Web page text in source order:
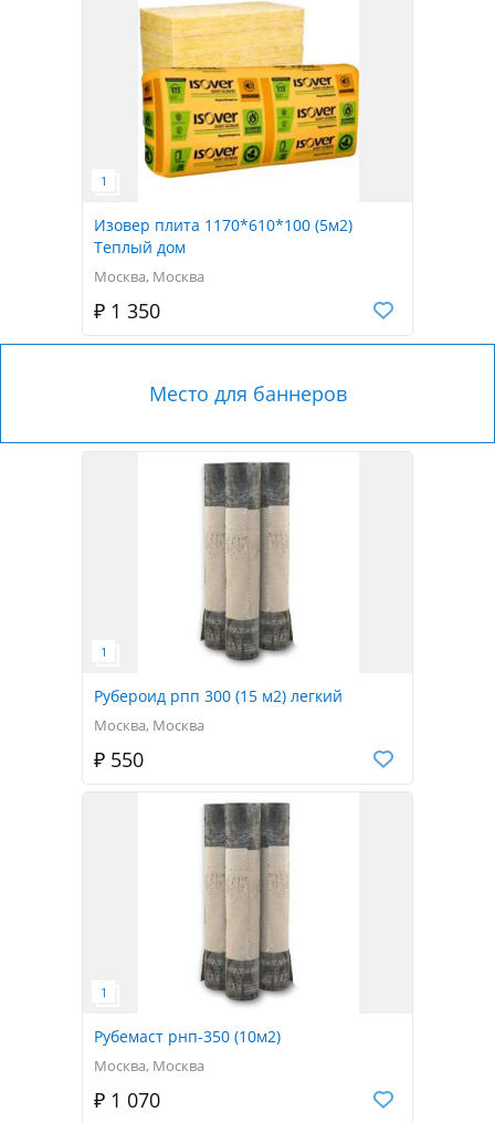
Изовер плита 1170*610*100 (5м2)
Теплый дом
Москва, Москва
₽ 1 350
Место для баннеров
Рубероид рпп 300 (15 м2) легкий
Москва, Москва
₽ 550
Рубемаст рнп-350 (10м2)
Москва, Москва
₽ 1 070